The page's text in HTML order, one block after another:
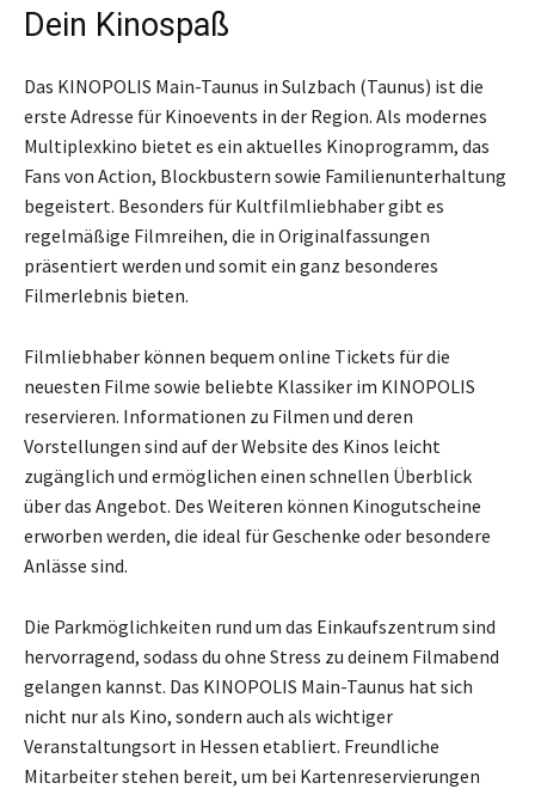
Dein Kinospaß
Das KINOPOLIS Main-Taunus in Sulzbach (Taunus) ist die
erste Adresse für Kinoevents in der Region. Als modernes
Multiplexkino bietet es ein aktuelles Kinoprogramm, das
Fans von Action, Blockbustern sowie Familienunterhaltung
begeistert. Besonders für Kultfilmliebhaber gibt es
regelmäßige Filmreihen, die in Originalfassungen
präsentiert werden und somit ein ganz besonderes
Filmerlebnis bieten.
Filmliebhaber können bequem online Tickets für die
neuesten Filme sowie beliebte Klassiker im KINOPOLIS
reservieren. Informationen zu Filmen und deren
Vorstellungen sind auf der Website des Kinos leicht
zugänglich und ermöglichen einen schnellen Überblick
über das Angebot. Des Weiteren können Kinogutscheine
erworben werden, die ideal für Geschenke oder besondere
Anlässe sind.
Die Parkmöglichkeiten rund um das Einkaufszentrum sind
hervorragend, sodass du ohne Stress zu deinem Filmabend
gelangen kannst. Das KINOPOLIS Main-Taunus hat sich
nicht nur als Kino, sondern auch als wichtiger
Veranstaltungsort in Hessen etabliert. Freundliche
Mitarbeiter stehen bereit, um bei Kartenreservierungen